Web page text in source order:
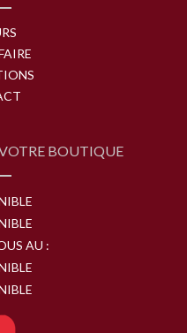
BOUTIQUE
AU :